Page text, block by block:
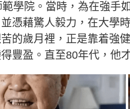
學院。當時，為在強手
憑藉驚人毅力，在大學
的歲月裡，正是靠着強
豐盈。直至80年代，他